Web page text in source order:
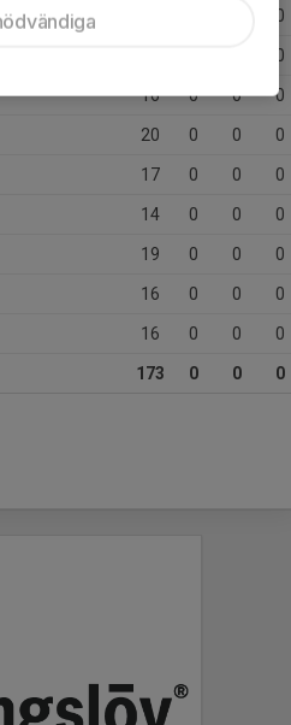
0
0
16 0 0 0
20 0 0 0
17 0 0 0
14 0 0 0
19 0 0 0
16 0 0 0
16 0 0 0
173 0 0 0